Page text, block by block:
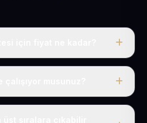
her yerinde geçerli yıllık tek
bütün ilçelere uzaktan ve